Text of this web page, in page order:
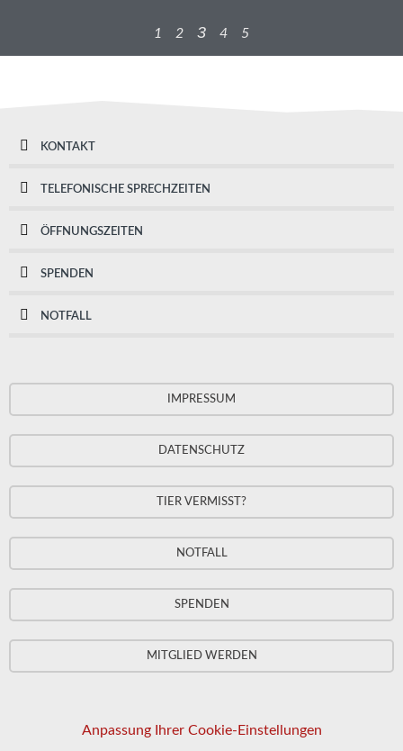
1 2 3 4 5
KONTAKT
TELEFONISCHE SPRECHZEITEN
ÖFFNUNGSZEITEN
SPENDEN
NOTFALL
IMPRESSUM
DATENSCHUTZ
TIER VERMISST?
NOTFALL
SPENDEN
MITGLIED WERDEN
Anpassung Ihrer Cookie-Einstellungen